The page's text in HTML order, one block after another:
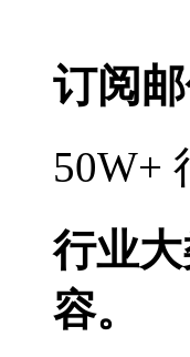
订阅
50W+
行业
容。